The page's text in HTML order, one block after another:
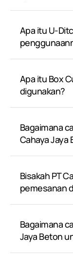
Apa itu U-
Apa itu Box
digunakan?
Bagaimana
Cahaya Jaya
Bisakah PT
pemesanan
Bagaimana
Jaya Beton